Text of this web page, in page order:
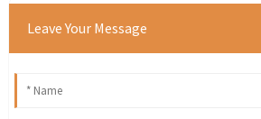
Leave Your Message